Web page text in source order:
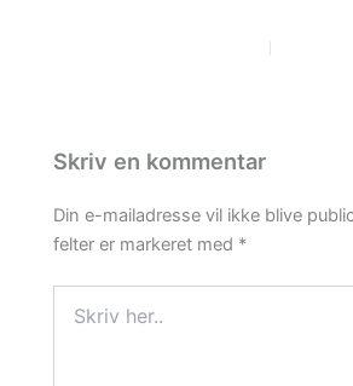
Skriv en kommentar
Din e-mailadresse vil ikke blive
felter er markeret med *
her..